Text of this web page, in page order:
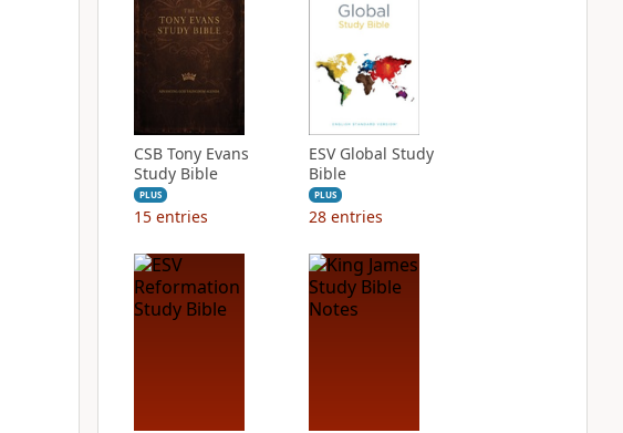
CSB Tony Evans
Study Bible
PLUS
15 entries
ESV Global Study
Bible
PLUS
28 entries